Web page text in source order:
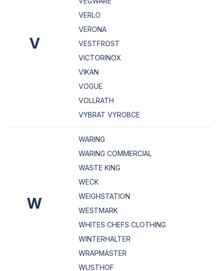
V
VERLO
VERONA
VESTFROST
VICTORINOX
VIKAN
VOGUE
VOLLRATH
VYBRAT VYROBCE
W
WARING
WARING COMMERCIAL
WASTE KING
WECK
WEIGHSTATION
WESTMARK
WHITES CHEFS CLOTHING
WINTERHALTER
WRAPMASTER
WUSTHOF